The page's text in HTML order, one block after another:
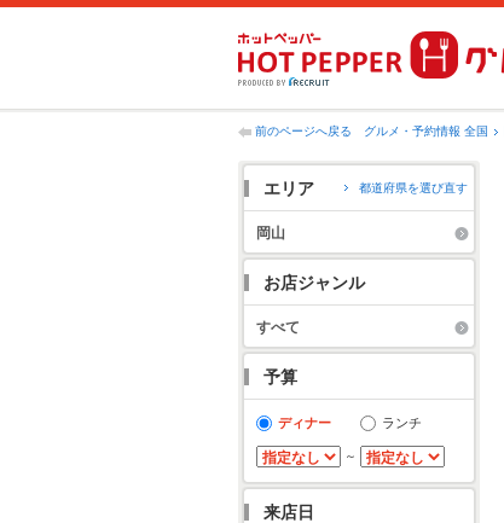
前のページへ戻る グルメ・予約情報 全国
エリア 都道府県を選び直す
岡山
お店ジャンル
すべて
予算
ディナー ランチ
～
来店日